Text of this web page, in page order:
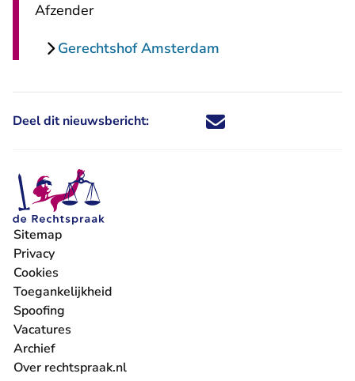
Afzender
Gerechtshof Amsterdam
Deel dit nieuwsbericht: Deel dit nieuwsbericht via X -
Deel dit nieuwsbericht via
Deel dit nieuwsbericht
Deel dit
Sitemap
Privacy
Cookies
Toegankelijkheid
Spoofing
Vacatures
- U verlaat Rechtspraak.nl
Archief
Over rechtspraak.nl